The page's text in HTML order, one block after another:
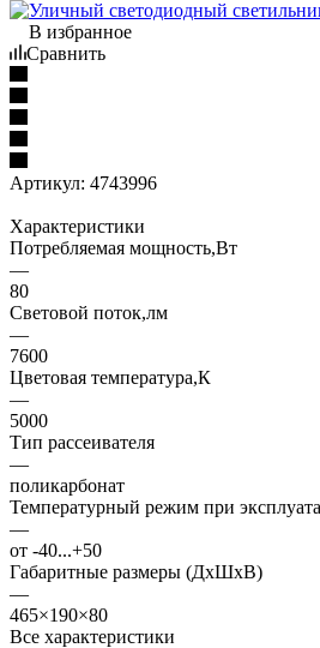
В избранное
Сравнить
Артикул: 4743996
Характеристики
Потребляемая мощность,Вт
—
80
Световой поток,лм
—
7600
Цветовая температура,К
—
5000
Тип рассеивателя
—
поликарбонат
Температурный режим при
—
от -40...+50
Габаритные размеры (ДхШхВ)
—
465×190×80
Все характеристики